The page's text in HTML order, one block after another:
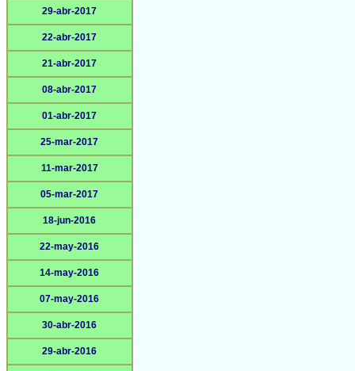
29-abr-2017
22-abr-2017
21-abr-2017
08-abr-2017
01-abr-2017
25-mar-2017
11-mar-2017
05-mar-2017
18-jun-2016
22-may-2016
14-may-2016
07-may-2016
30-abr-2016
29-abr-2016